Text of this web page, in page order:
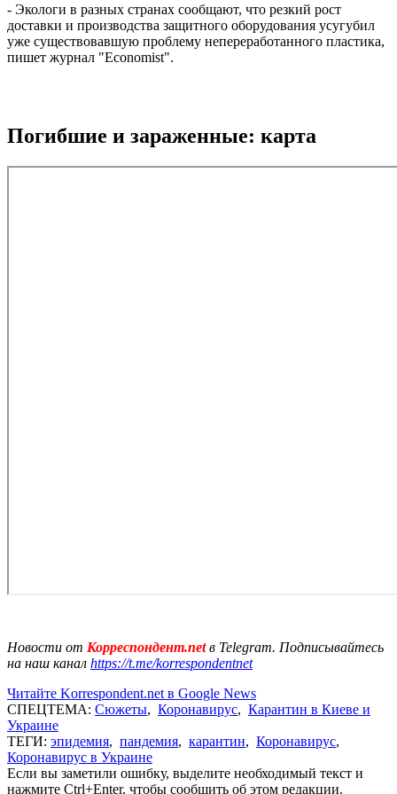
- Экологи в разных странах сообщают, что резкий рост
доставки и производства защитного оборудования усугубил
уже существовавшую проблему непереработанного пластика,
пишет журнал "Economist".
Погибшие и зараженные: карта
Новости от Корреспондент.netв Telegram. Подписывайтесь
на наш канал https://t.me/korrespondentnet
Читайте Korrespondent.net в Google News
СПЕЦТЕМА: Сюжеты, Коронавирус, Карантин в Киеве и
Украине
ТЕГИ: эпидемия, пандемия, карантин, Коронавирус,
Коронавирус в Украине
Если вы заметили ошибку, выделите необходимый текст и
нажмите Ctrl+Enter, чтобы сообщить об этом редакции.